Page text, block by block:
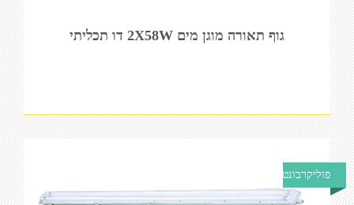
גוף תאורה מוגן מים 2X58W דו תכליתי
פוליקרבונט